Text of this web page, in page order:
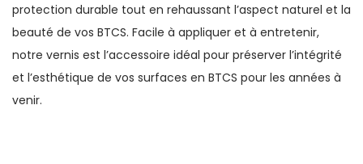
protection durable tout en rehaussant l’aspect naturel et la
beauté de vos BTCS. Facile à appliquer et à entretenir,
notre vernis est l’accessoire idéal pour préserver l’intégrité
et l’esthétique de vos surfaces en BTCS pour les années à
venir.